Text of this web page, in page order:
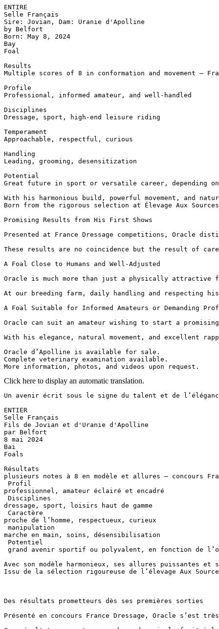
ENTIRE
Selle Français
Sire: Jovian, Dam: Uranie d'Apolline
by Belfort
Born: May 8, 2024
Bay
Foal
Results
Multiple scores of 8 in conformation and movement –
Profile
Professional, informed amateur, and well-handled
Disciplines
Dressage, sport, high-end leisure riding
Temperament
Approachable, respectful, curious
Handling
Leading, grooming, desensitization
Potential
Great future in sport or versatile career, depending
With his harmonious build, powerful movement, and
Born from the rigorous selection at Élevage Aux
Promising Results from His First Shows
Presented at France Dressage competitions, Oracle
These results are no coincidence but the result of
A Foal Close to Humans and Well-Adjusted
Oracle is much more than just a physically attractive
At our breeding farm, daily handling and respecting
A Foal Suitable for Informed Amateurs or Demanding
Oracle can suit an amateur wishing to start a
With his elegance, natural movement, and excellent
Oracle d’Apolline is available for sale.
Complete veterinary examination available.
More information, photos, and videos upon request.
Click here to display an automatic translation.
Un avenir écrit sous le signe du talent et de
​ENTIER
Selle Français
Fils de Jovian et d'Uranie d'Apolline
par Belfort
8 mai 2024​
Bai
Foals​
Résultats
plusieurs notes à 8 en modèle et allures – concours
Profil
professionnel, amateur éclairé et encadré
Disciplines
dressage, sport, loisirs haut de gamme
Caractère
proche de l’homme, respectueux, curieux
manipulation
marche en main, soins, désensibilisation
Potentiel
grand avenir sportif ou polyvalent, en fonction de
Avec son modèle harmonieux, ses allures puissantes
Issu de la sélection rigoureuse de l’élevage Aux
Des résultats prometteurs dès ses premières sorties
Présenté en concours France Dressage, Oracle